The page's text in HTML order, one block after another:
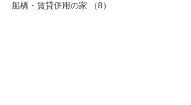
船橋・賃貸併用の家 （8）